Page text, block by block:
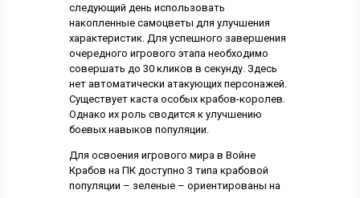
следующий день использовать
накопленные самоцветы для улучшения
характеристик. Для успешного завершения
очередного игрового этапа необходимо
совершать до 30 кликов в секунду. Здесь
нет автоматически атакующих персонажей.
Существует каста особых крабов-королев.
Однако их роль сводится к улучшению
боевых навыков популяции.
Для освоения игрового мира в Войне
Крабов на ПК доступно 3 типа крабовой
популяции – зеленые – ориентированы на